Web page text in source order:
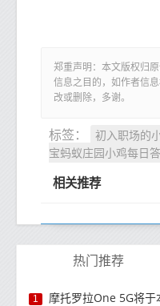
郑重声明：本文版权归
信息之目的，如作者信
改或删除，多谢。
标签： 初入职场的
宝蚂蚁庄园小鸡每日
相关推荐
热门推荐
1 摩托罗拉One 5G将于